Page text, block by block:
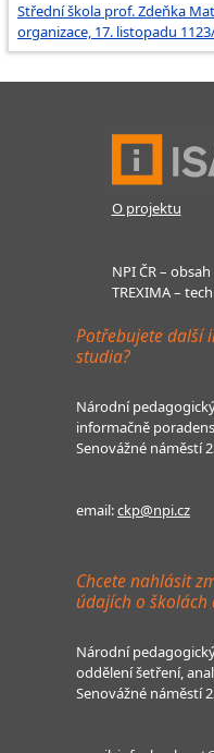
Střední škola prof. Zdeňka
organizace, 17. listopadu
O projektu
NPI ČR – obsah
TREXIMA –
Potřebujete další
studia?
Národní
informačně
Senovážné náměstí
email:ckp@npi.cz
Chcete nahlásit
údajích o školách
Národní
oddělení šetření,
Senovážné náměstí